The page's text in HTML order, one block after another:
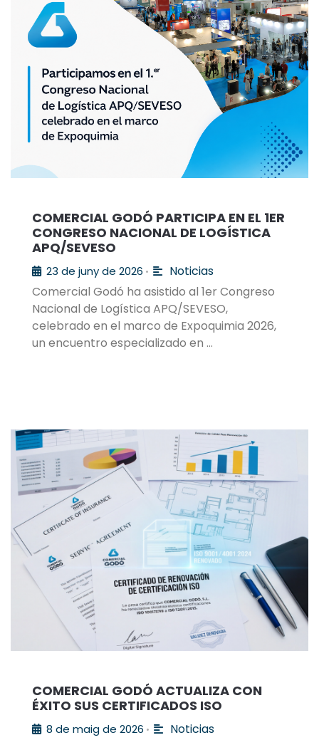
COMERCIAL GODÓ PARTICIPA EN EL 1ER
CONGRESO NACIONAL DE LOGÍSTICA
APQ/SEVESO
23 de juny de 2026 •
Noticias
Comercial Godó ha asistido al 1er Congreso
Nacional de Logística APQ/SEVESO,
celebrado en el marco de Expoquimia 2026,
un encuentro especializado en …
COMERCIAL GODÓ ACTUALIZA CON
ÉXITO SUS CERTIFICADOS ISO
8 de maig de 2026 •
Noticias